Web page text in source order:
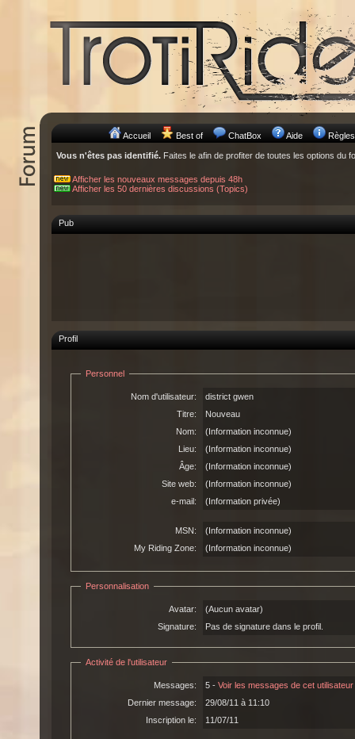
Accueil Best of ChatBox Aide Règles
Vous n'êtes pas identifié. Faites le afin de profiter de toutes les options du
Afficher les nouveaux messages depuis 48h
Afficher les 50 dernières discussions (Topics)
Pub
Profil
Personnel
Nom d'utilisateur:
district gwen
Titre:
Nouveau
Nom:
(Information inconnue)
Lieu:
(Information inconnue)
Âge:
(Information inconnue)
Site web:
(Information inconnue)
e-mail:
(Information privée)
MSN:
(Information inconnue)
My Riding Zone:
(Information inconnue)
Personnalisation
Avatar:
(Aucun avatar)
Signature:
Pas de signature dans le profil.
Activité de l'utilisateur
Messages: 5 - Voir les messages de cet utilisateur
Dernier message:
29/08/11 à 11:10
Inscription le:
11/07/11